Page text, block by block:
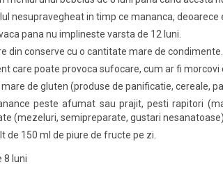
nesupravegheat in timp ce mananca,
pana nu implineste varsta de 12 luni.
din conserve cu o cantitate mare de
care poate provoca sufocare, cum ar fi
de gluten (produse de panificatie, cereale,
peste afumat sau prajit, pesti rapitori
(mezeluri, semipreparate, gustari nesanatoase).
de 150 ml de piure de fructe pe zi.
8 luni